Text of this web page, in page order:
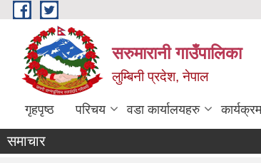
Skip to main content
सरुमारानी गाउँपालिका
लुम्बिनी प्रदेश, नेपाल
गृहपृष्ठ परिचय वडा कार्यालयहरु
समाचार